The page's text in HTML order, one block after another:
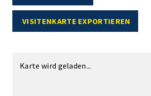
VISITENKARTE EXPORTIEREN
Karte wird geladen...